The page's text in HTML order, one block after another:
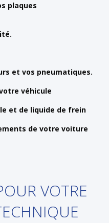
plaques
et vos pneumatiques.
véhicule
et de liquide de frein
de votre voiture
VOTRE